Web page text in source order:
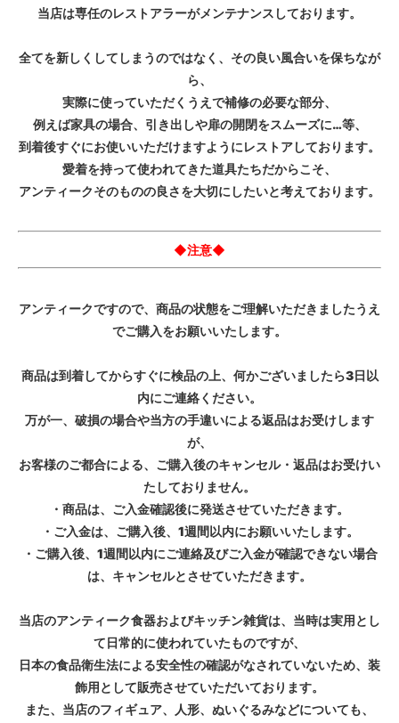
当店は専任のレストアラーがメンテナンスしております。
全てを新しくしてしまうのではなく、その良い風合いを保ちなが
ら、
実際に使っていただくうえで補修の必要な部分、
例えば家具の場合、引き出しや扉の開閉をスムーズに…等、
到着後すぐにお使いいただけますようにレストアしております。
愛着を持って使われてきた道具たちだからこそ、
アンティークそのものの良さを大切にしたいと考えております。
◆注意◆
アンティークですので、商品の状態をご理解いただきましたうえ
でご購入をお願いいたします。
商品は到着してからすぐに検品の上、何かございましたら3日以
内にご連絡ください。
万が一、破損の場合や当方の手違いによる返品はお受けします
が、
お客様のご都合による、ご購入後のキャンセル・返品はお受けい
たしておりません。
・商品は、ご入金確認後に発送させていただきます。
・ご入金は、ご購入後、1週間以内にお願いいたします。
・ご購入後、1週間以内にご連絡及びご入金が確認できない場合
は、キャンセルとさせていただきます。
当店のアンティーク食器およびキッチン雑貨は、当時は実用とし
て日常的に使われていたものですが、
日本の食品衛生法による安全性の確認がなされていないため、装
飾用として販売させていただいております。
また、当店のフィギュア、人形、ぬいぐるみなどについても、